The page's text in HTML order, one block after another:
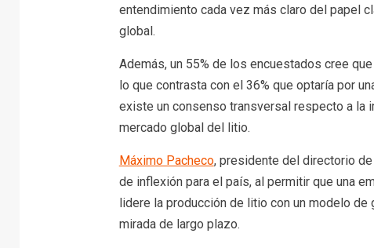
entendimiento cada vez más claro del papel
global.
Además, un 55% de los encuestados cree
lo que contrasta con el 36% que optaría por
existe un consenso transversal respecto a la
mercado global del litio.
Máximo Pacheco, presidente del directorio de
de inflexión para el país, al permitir que una
lidere la producción de litio con un modelo
mirada de largo plazo.